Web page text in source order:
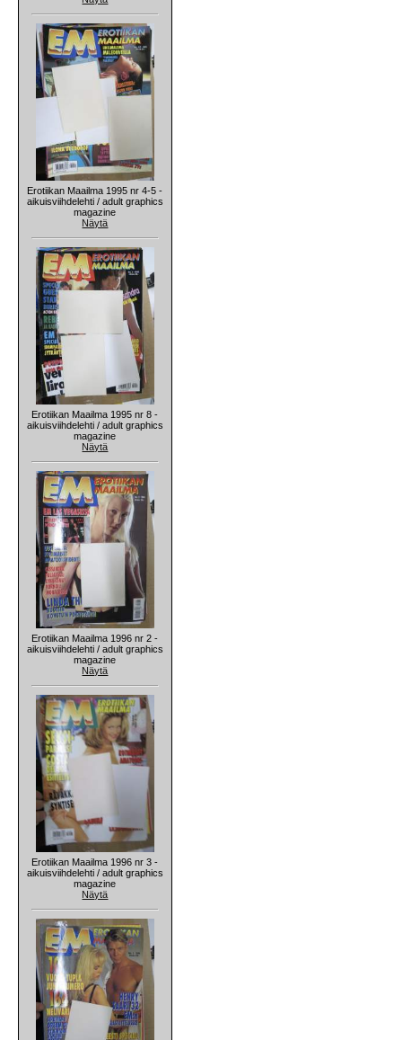
Erotiikan Maailma 1995 nr 4-5 -
aikuisviihdelehti / adult graphics
magazine
Näytä
Erotiikan Maailma 1995 nr 8 -
aikuisviihdelehti / adult graphics
magazine
Näytä
Erotiikan Maailma 1996 nr 2 -
aikuisviihdelehti / adult graphics
magazine
Näytä
Erotiikan Maailma 1996 nr 3 -
aikuisviihdelehti / adult graphics
magazine
Näytä